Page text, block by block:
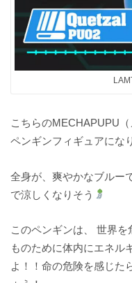
こちらのMECHAPUPU
ペンギンフィギュアにな
全身が、爽やかなブルー
で涼しくなりそう
このペンギンは、 世界
ものために体内にエネル
よ！！命の危険を感じた